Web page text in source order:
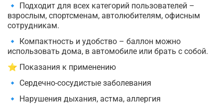
🔹 Подходит для всех категорий пользователей –
взрослым, спортсменам, автолюбителям, офисным
сотрудникам.
🔹 Компактность и удобство – баллон можно
использовать дома, в автомобиле или брать с собой.
⭐ Показания к применению
🔹 Сердечно-сосудистые заболевания
🔹 Нарушения дыхания, астма, аллергия